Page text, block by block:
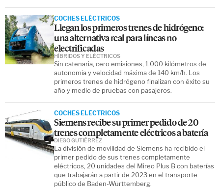
COCHES ELÉCTRICOS
Llegan los primeros trenes de hidrógeno:
una alternativa real para líneas no
electrificadas
Sin catenaria, cero emisiones, 1.000 kilómetros de
autonomía y velocidad máxima de 140 km/h. Los
primeros trenes de hidrógeno finalizan con éxito su
año y medio de pruebas con pasajeros.
HÍBRIDOS Y ELÉCTRICOS
COCHES ELÉCTRICOS
Siemens recibe su primer pedido de 20
trenes completamente eléctricos a batería
La división de movilidad de Siemens ha recibido el
primer pedido de sus trenes completamente
eléctricos, 20 unidades del Mireo Plus B con baterías
que trabajarán a partir de 2023 en el transporte
público de Baden-Württemberg.
DIEGO GUTIÉRREZ